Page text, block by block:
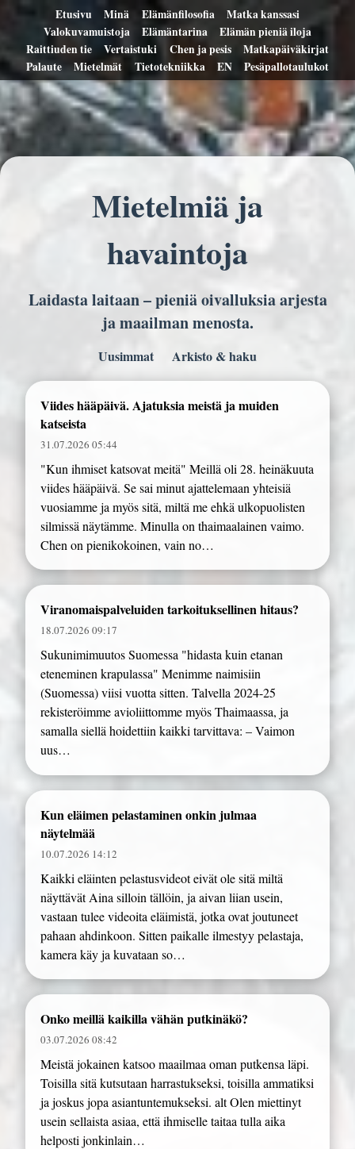
Etusivu Minä Elämänfilosofia
Matka kanssasi
Valokuvamuistoja
Elämäntarina
Elämän pieniä iloja
Raittiuden tie
Vertaistuki Chen ja pesis
Matkapäiväkirjat
Palaute
Mietelmät Tietotekniikka EN Pesäpallotaulukot
Mietelmiä ja
havaintoja
Laidasta laitaan – pieniä oivalluksia arjesta
ja maailman menosta.
Uusimmat Arkisto & haku
Viides hääpäivä. Ajatuksia meistä ja muiden
katseista
31.07.2026 05:44
"Kun ihmiset katsovat meitä" Meillä oli 28. heinäkuuta
viides hääpäivä. Se sai minut ajattelemaan yhteisiä
vuosiamme ja myös sitä, miltä me ehkä ulkopuolisten
silmissä näytämme. Minulla on thaimaalainen vaimo.
Chen on pienikokoinen, vain no…
Viranomaispalveluiden tarkoituksellinen hitaus?
18.07.2026 09:17
Sukunimimuutos Suomessa "hidasta kuin etanan
eteneminen krapulassa" Menimme naimisiin
(Suomessa) viisi vuotta sitten. Talvella 2024-25
rekisteröimme avioliittomme myös Thaimaassa, ja
samalla siellä hoidettiin kaikki tarvittava: – Vaimon
uus…
Kun eläimen pelastaminen onkin julmaa
näytelmää
10.07.2026 14:12
Kaikki eläinten pelastusvideot eivät ole sitä miltä
näyttävät Aina silloin tällöin, ja aivan liian usein,
vastaan tulee videoita eläimistä, jotka ovat joutuneet
pahaan ahdinkoon. Sitten paikalle ilmestyy pelastaja,
kamera käy ja kuvataan so…
Onko meillä kaikilla vähän putkinäkö?
03.07.2026 08:42
Meistä jokainen katsoo maailmaa oman putkensa läpi.
Toisilla sitä kutsutaan harrastukseksi, toisilla ammatiksi
ja joskus jopa asiantuntemukseksi. alt Olen miettinyt
usein sellaista asiaa, että ihmiselle taitaa tulla aika
helposti jonkinlain…